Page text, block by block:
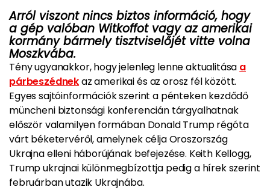
Arról viszont nincs biztos információ, hogy
a gép valóban Witkoffot vagy az amerikai
kormány bármely tisztviselőjét vitte volna
Moszkvába.
Tény ugyanakkor, hogy jelenleg lenne aktualitása a
párbeszédnekaz amerikai és az orosz fél között.
Egyes sajtóinformációk szerint a pénteken kezdődő
müncheni biztonsági konferencián tárgyalhatnak
először valamilyen formában Donald Trump régóta
várt béketervéről, amelynek célja Oroszország
Ukrajna elleni háborújának befejezése. Keith Kellogg,
Trump ukrajnai különmegbízottja pedig a hírek szerint
februárban utazik Ukrajnába.